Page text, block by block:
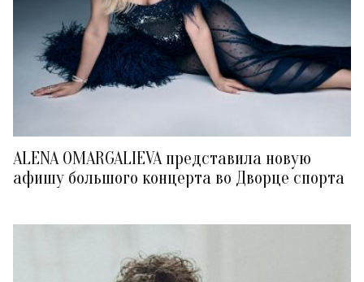
ALENA OMARGALIEVA представила новую
афишу большого концерта во Дворце спорта